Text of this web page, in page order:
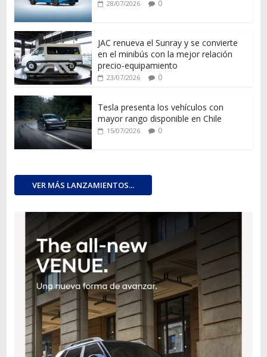
28/07/2026 0
JAC renueva el Sunray y se convierte
en el minibús con la mejor relación
precio-equipamiento
23/07/2026 0
Tesla presenta los vehículos con
mayor rango disponible en Chile
15/07/2026 0
VER MÁS LANZAMIENTOS...